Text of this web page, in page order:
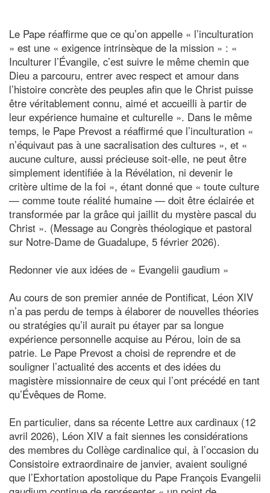
Le Pape réaffirme que ce qu’on appelle « l’inculturation
» est une « exigence intrinsèque de la mission » : «
Inculturer l’Évangile, c’est suivre le même chemin que
Dieu a parcouru, entrer avec respect et amour dans
l’histoire concrète des peuples afin que le Christ puisse
être véritablement connu, aimé et accueilli à partir de
leur expérience humaine et culturelle ». Dans le même
temps, le Pape Prevost a réaffirmé que l’inculturation «
n’équivaut pas à une sacralisation des cultures », et «
aucune culture, aussi précieuse soit-elle, ne peut être
simplement identifiée à la Révélation, ni devenir le
critère ultime de la foi », étant donné que « toute culture
— comme toute réalité humaine — doit être éclairée et
transformée par la grâce qui jaillit du mystère pascal du
Christ ». (Message au Congrès théologique et pastoral
sur Notre-Dame de Guadalupe, 5 février 2026).
Redonner vie aux idées de « Evangelii gaudium »
Au cours de son premier année de Pontificat, Léon XIV
n’a pas perdu de temps à élaborer de nouvelles théories
ou stratégies qu’il aurait pu étayer par sa longue
expérience personnelle acquise au Pérou, loin de sa
patrie. Le Pape Prevost a choisi de reprendre et de
souligner l’actualité des accents et des idées du
magistère missionnaire de ceux qui l’ont précédé en tant
qu’Évêques de Rome.
En particulier, dans sa récente Lettre aux cardinaux (12
avril 2026), Léon XIV a fait siennes les considérations
des membres du Collège cardinalice qui, à l’occasion du
Consistoire extraordinaire de janvier, avaient souligné
que l’Exhortation apostolique du Pape François Evangelii